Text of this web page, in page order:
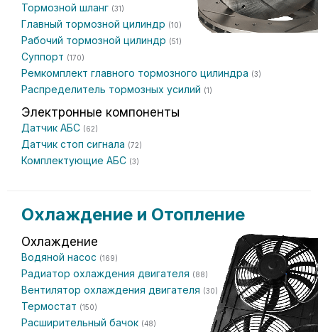
Тормозной шланг (31)
Главный тормозной цилиндр (10)
Рабочий тормозной цилиндр (51)
Суппорт (170)
Ремкомплект главного тормозного цилиндра (3)
Распределитель тормозных усилий (1)
Электронные компоненты
Датчик АБС (62)
Датчик стоп сигнала (72)
Комплектующие АБС (3)
Охлаждение и Отопление
Охлаждение
Водяной насос (169)
Радиатор охлаждения двигателя (88)
Вентилятор охлаждения двигателя (30)
Термостат (150)
Расширительный бачок (48)